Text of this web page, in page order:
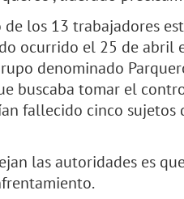
los 13 trabajadores
ocurrido el 25 de abril
denominado
buscaba tomar el
fallecido cinco sujetos
las autoridades es